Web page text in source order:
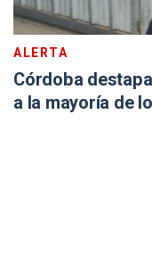
ALERTA
Córdoba
a la mayoría de